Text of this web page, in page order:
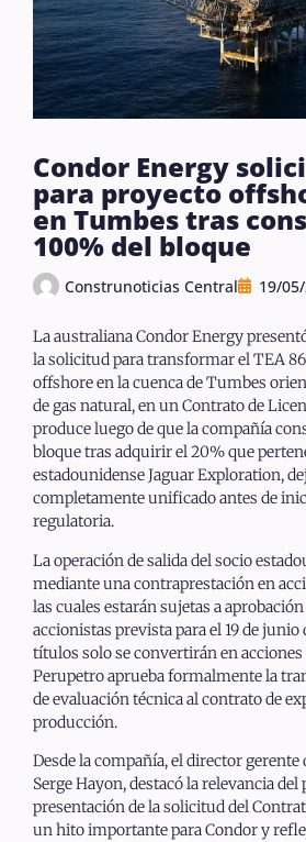
Condor Energy
para proyecto
en Tumbes tras
100% del bloque
Construnoticias Central 19/
La australiana Condor Energy
la solicitud para transformar el TEA
offshore en la cuenca de Tumbes
de gas natural, en un Contrato de
produce luego de que la compañía
bloque tras adquirir el 20% que
estadounidense Jaguar Exploration,
completamente unificado antes de
regulatoria.
La operación de salida del socio
mediante una contraprestación en
las cuales estarán sujetas a
accionistas prevista para el 19 de junio
títulos solo se convertirán en
Perupetro aprueba formalmente la
de evaluación técnica al contrato de
producción.
Desde la compañía, el director gerente
Serge Hayon, destacó la relevancia del
presentación de la solicitud del
un hito importante para Condor y